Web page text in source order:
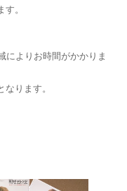
。
によりお時間がかかりま
ります。